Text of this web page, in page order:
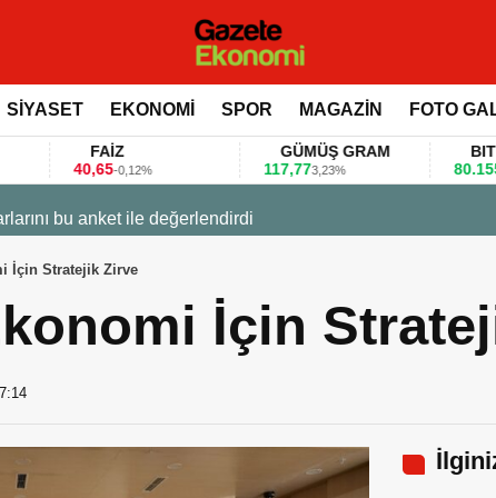
SİYASET EKONOMİ SPOR MAGAZİN FOTO
-0,12%
GÜMÜŞ GRAM
3,23%
BITCOIN
80.155,00
0,36%
İçin Stratejik Zirve
İçin